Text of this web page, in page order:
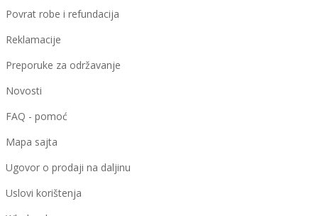
Povrat robe i refundacija
Reklamacije
Preporuke za održavanje
Novosti
FAQ - pomoć
Mapa sajta
Ugovor o prodaji na daljinu
Uslovi korištenja